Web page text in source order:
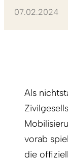
07.02.2024
Als
vorab
die